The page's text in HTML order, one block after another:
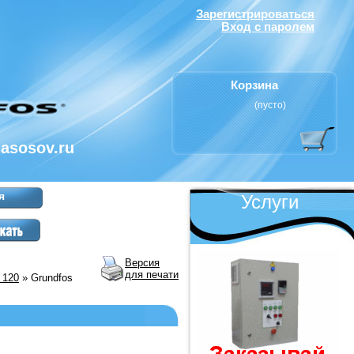
Зарегистрироваться
Вход с паролем
Корзина
(пусто)
Услуги
120 » Grundfos
Версия
для печати